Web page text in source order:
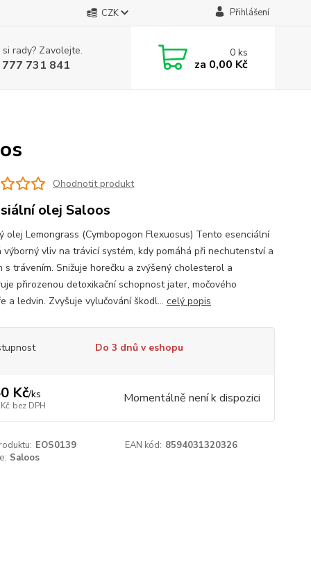
CZK Přihlášení
rady? Zavolejte.
731 841
0ks
za 0,00 Kč
Ohodnotit produkt
olej Saloos
olej Lemongrass (Cymbopogon Flexuosus) Tento esenciální
výborný vliv na trávicí systém, kdy pomáhá při nechutenství a
s trávením. Snižuje horečku a zvýšený cholesterol a
přirozenou detoxikační schopnost jater, močového
a ledvin. Zvyšuje vylučování škodl... celý popis
Do 3 dnů v eshopu
Kč/ks
bez DPH Momentálně není k dispozici
EOS0139 EAN kód: 8594031320326
Saloos